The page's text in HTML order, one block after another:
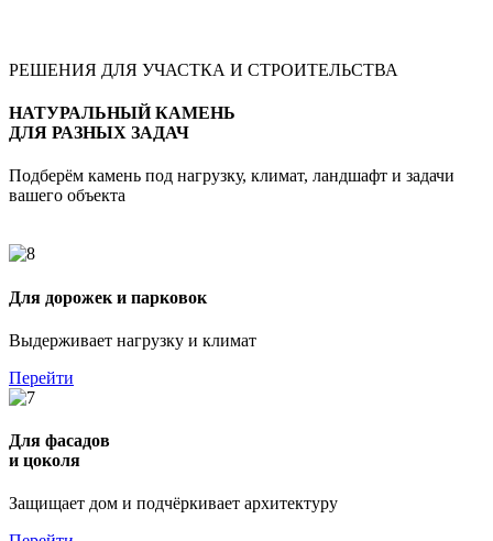
РЕШЕНИЯ ДЛЯ УЧАСТКА И СТРОИТЕЛЬСТВА
НАТУРАЛЬНЫЙ КАМЕНЬ
ДЛЯ РАЗНЫХ ЗАДАЧ
Подберём камень под нагрузку, климат, ландшафт и задачи
вашего объекта
Для дорожек и парковок
Выдерживает нагрузку и климат
Перейти
Для фасадов
и цоколя
Защищает дом и подчёркивает архитектуру